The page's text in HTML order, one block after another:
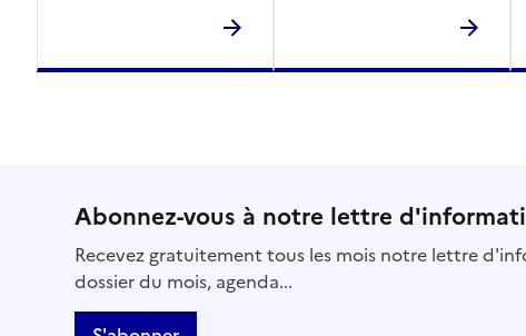
Abonnez-vous à notre lettre
Recevez gratuitement tous les mois notre lettre
dossier du mois, agenda...